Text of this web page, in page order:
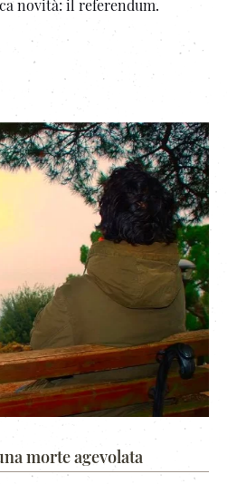
novità: il referendum.
morte agevolata